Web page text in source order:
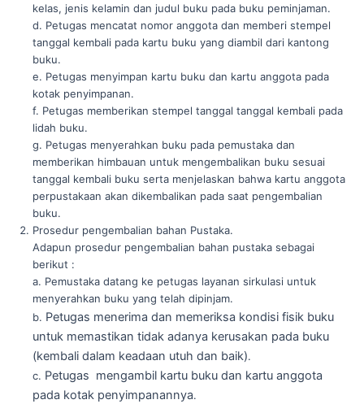
kelas, jenis kelamin dan judul buku pada buku peminjaman.
d. Petugas mencatat nomor anggota dan memberi stempel
tanggal kembali pada kartu buku yang diambil dari kantong
buku.
e. Petugas menyimpan kartu buku dan kartu anggota pada
kotak penyimpanan.
f. Petugas memberikan stempel tanggal tanggal kembali pada
lidah buku.
g. Petugas menyerahkan buku pada pemustaka dan
memberikan himbauan untuk mengembalikan buku sesuai
tanggal kembali buku serta menjelaskan bahwa kartu anggota
perpustakaan akan dikembalikan pada saat pengembalian
buku.
Prosedur pengembalian bahan Pustaka.
Adapun prosedur pengembalian bahan pustaka sebagai
berikut :
a. Pemustaka datang ke petugas layanan sirkulasi untuk
menyerahkan buku yang telah dipinjam.
b. Petugas menerima dan memeriksa kondisi fisik buku
untuk memastikan tidak adanya kerusakan pada buku
(kembali dalam keadaan utuh dan baik).
c. Petugas mengambil kartu buku dan kartu anggota
pada kotak penyimpanannya.